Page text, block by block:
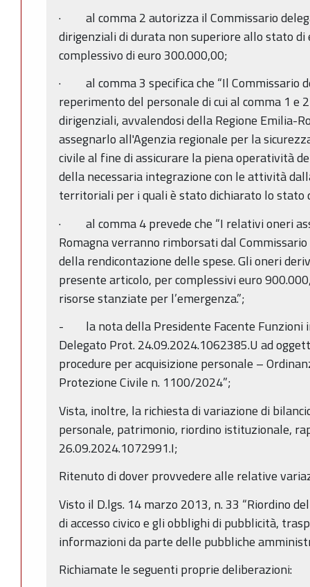
· al comma 2 autorizza il Commissario
dirigenziali di durata non superiore allo stato
complessivo di euro 300.000,00;
· al comma 3 specifica che “Il Commissario
reperimento del personale di cui al comma 1 e
dirigenziali, avvalendosi della Regione Emilia-
assegnarlo all'Agenzia regionale per la
civile al fine di assicurare la piena operatività
della necessaria integrazione con le attività
territoriali per i quali è stato dichiarato lo stato
· al comma 4 prevede che “I relativi oneri
Romagna verranno rimborsati dal
della rendicontazione delle spese. Gli oneri
presente articolo, per complessivi euro
risorse stanziate per l’emergenza.”;
- la nota della Presidente Facente Funzioni
Delegato Prot. 24.09.2024.1062385.U ad
procedure per acquisizione personale –
Protezione Civile n. 1100/2024”;
Vista, inoltre, la richiesta di variazione di
personale, patrimonio, riordino istituzionale,
26.09.2024.1072991.I;
Ritenuto di dover provvedere alle relative
Visto il D.lgs. 14 marzo 2013, n. 33 “Riordino
di accesso civico e gli obblighi di pubblicità,
informazioni da parte delle pubbliche
Richiamate le seguenti proprie deliberazioni: